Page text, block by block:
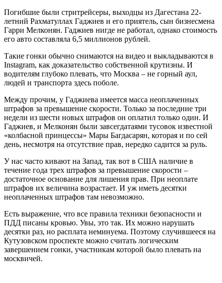
Погибшие были стритрейсеры, выходцы из Дагестана 22-
летний Рахматуллах Гаджиев и его приятель, сын бизнесмена
Гарри Мелконян. Гаджиев нигде не работал, однако стоимость
его авто составляла 6,5 миллионов рублей.
Такие гонки обычно снимаются на видео и выкладываются в
Instagram, как доказательство собственной крутизны. И
водителям глубоко плевать, что Москва – не горный аул,
людей и транспорта здесь поболе.
Между прочим, у Гаджиева имеется масса неоплаченных
штрафов за превышение скорости. Только за последние три
недели из шести новых штрафов он оплатил только один. И
Гаджиев, и Мелконян были завсегдатаями тусовок известной
«колбасной принцессы» Мары Багдасарян, которая и по сей
день, несмотря на отсутствие прав, нередко садится за руль.
У нас часто кивают на Запад, так вот в США наличие в
течение года трех штрафов за превышение скорости –
достаточное основание для лишения прав. При неоплате
штрафов их величина возрастает. И уж иметь десятки
неоплаченных штрафов там невозможно.
Есть выражение, что все правила техники безопасности и
ПДД писаны кровью. Увы, это так. Их можно нарушать
десятки раз, но расплата неминуема. Поэтому случившееся на
Кутузовском проспекте можно считать логическим
завершением гонки, участникам которой было плевать на
москвичей.